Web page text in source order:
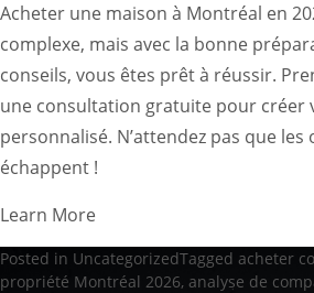
Acheter une maison à Montréal en
complexe, mais avec la bonne
conseils, vous êtes prêt à réussir.
une consultation gratuite pour créer
personnalisé. N’attendez pas que
échappent !
Learn More
Posted in UncategorizedTagged acheter
propriété Montréal 2026, analyse de